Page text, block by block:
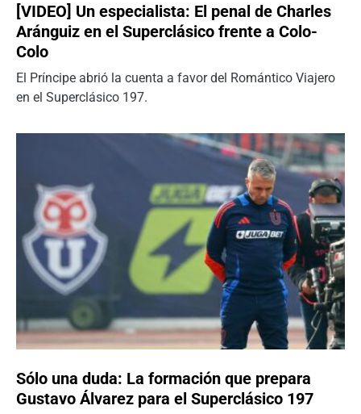
[VIDEO] Un especialista: El penal de Charles
Aránguiz en el Superclásico frente a Colo-
Colo
El Príncipe abrió la cuenta a favor del Romántico Viajero
en el Superclásico 197.
Sólo una duda: La formación que prepara
Gustavo Álvarez para el Superclásico 197